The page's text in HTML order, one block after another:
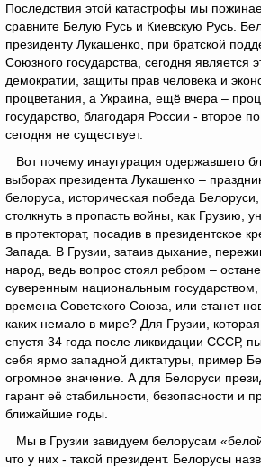
Последствия этой катастрофы мы
сравните Белую Русь и Киевскую Русь.
президенту Лукашенко, при братской
Союзного государства, сегодня является
демократии, защиты прав человека и
процветания, а Украина, ещё вчера –
государство, благодаря России - второе
сегодня не существует.
Вот почему инаугурация одержавшего
выборах президента Лукашенко –
белоруса, историческая победа
столкнуть в пропасть войны, как Грузию,
в протекторат, посадив в президентское
Запада. В Грузии, затаив дыхание,
народ, ведь вопрос стоял ребром –
суверенным национальным
времена Советского Союза, или станет
каких немало в мире? Для Грузии, которая
спустя 34 года после ликвидации СССР,
себя ярмо западной диктатуры, пример
огромное значение. А для Белоруси
гарант её стабильности, безопасности и
ближайшие годы.
Мы в Грузии завидуем белорусам
что у них - такой президент. Белорусы